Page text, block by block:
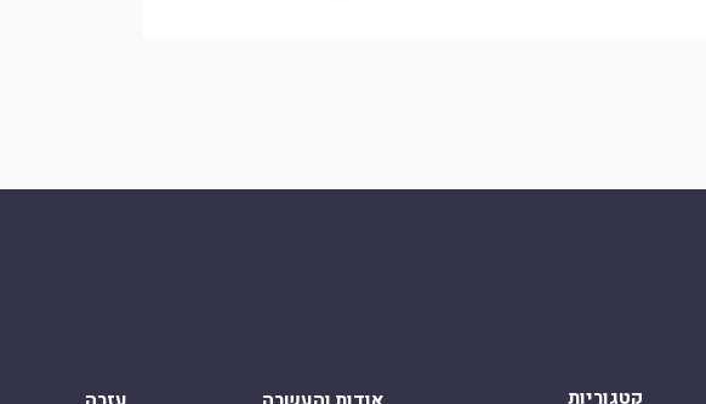
קטגוריות
אודות והעשרה עזרה